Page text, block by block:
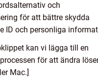
och
för att bättre skydda
ID och personliga
kan vi lägga till en
för att ändra
Mac.]